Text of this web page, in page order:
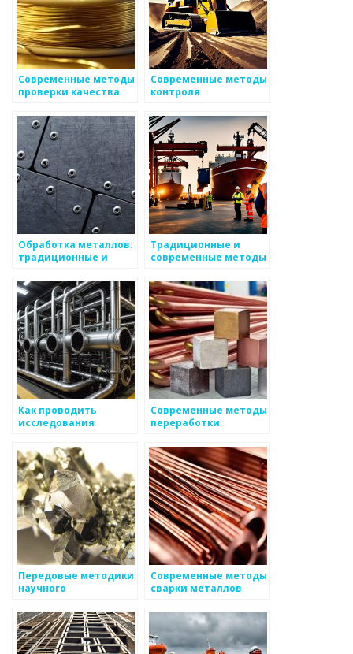
Современные методы
проверки качества
Современные методы
контроля
свойств металлов
Обработка металлов:
традиционные и
Традиционные и
современные методы
Как проводить
исследования
Современные методы
переработки
Передовые методики
научного
металлов
Современные методы
сварки металлов